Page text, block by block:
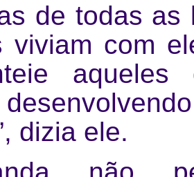
de todas
viviam com
dizia ele.